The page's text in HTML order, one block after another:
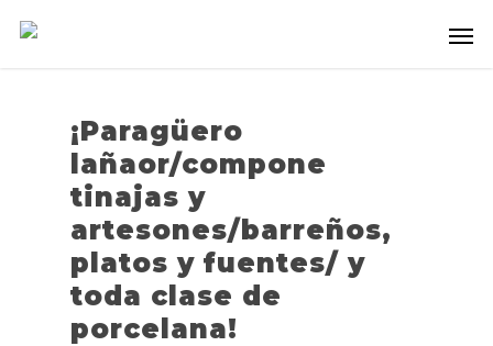
¡Paragüero
lañaor/compone
tinajas y
artesones/barreños,
platos y fuentes/ y
toda clase de
porcelana!